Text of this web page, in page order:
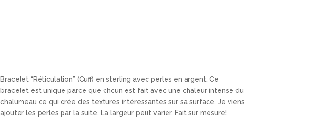
Bracelet “Réticulation” (Cuff) en sterling avec perles en argent. Ce
bracelet est unique parce que chcun est fait avec une chaleur intense du
chalumeau ce qui crée des textures intéressantes sur sa surface. Je viens
ajouter les perles par la suite. La largeur peut varier. Fait sur mesure!